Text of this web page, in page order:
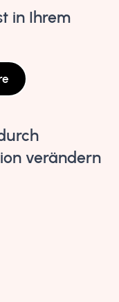
in Ihrem
verändern